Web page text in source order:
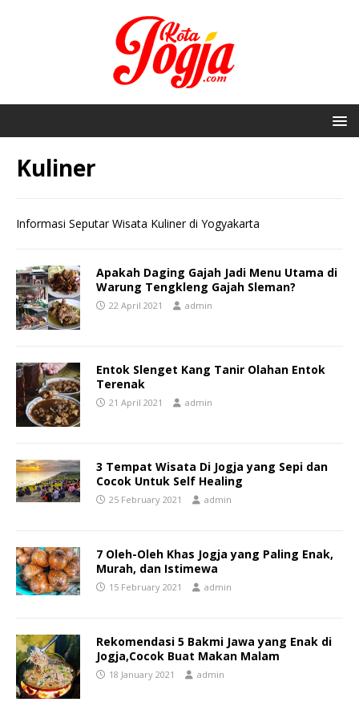
Kuliner
Informasi Seputar Wisata Kuliner di Yogyakarta
Apakah Daging Gajah Jadi Menu Utama di
Warung Tengkleng Gajah Sleman?
22 April 2021 admin
Entok Slenget Kang Tanir Olahan Entok
Terenak
21 April 2021 admin
3 Tempat Wisata Di Jogja yang Sepi dan
Cocok Untuk Self Healing
25 February 2021 admin
7 Oleh-Oleh Khas Jogja yang Paling Enak,
Murah, dan Istimewa
15 February 2021 admin
Rekomendasi 5 Bakmi Jawa yang Enak di
Jogja,Cocok Buat Makan Malam
18 January 2021 admin